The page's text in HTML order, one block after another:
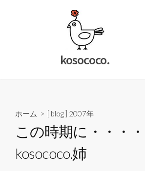
ス
kosococo.
ホーム > [ blog ] 2007年
この時期に・・・
kosococo.姉